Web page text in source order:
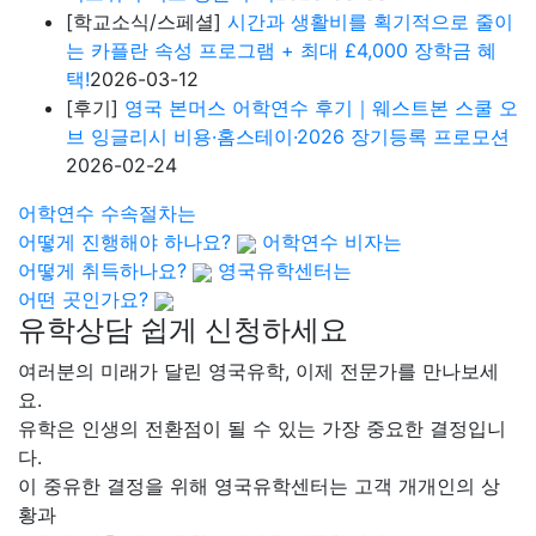
이 중유한 결정을 위해 영국유학센터는 고객 개개인의 상
요구에 맞춘 개별 유학컨설팅을 제공합니다.
회사소개 개인정보처리방침